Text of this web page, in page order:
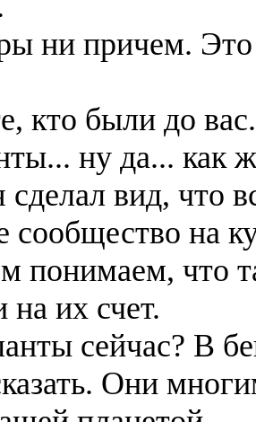
ни причем.
кто были до
ну да... как
сделал вид, что
сообщество на
понимаем, что
на их счет.
сейчас? В
Они